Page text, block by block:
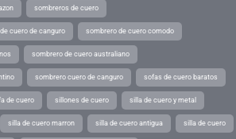
sombreros de cuero
cuero de canguro sombrero de cuero comodo
sombrero de cuero australiano
sombrero cuero de canguro sofas de cuero baratos
de cuero sillones de cuero silla de cuero y metal
silla de cuero marron silla de cuero antigua silla de cuero